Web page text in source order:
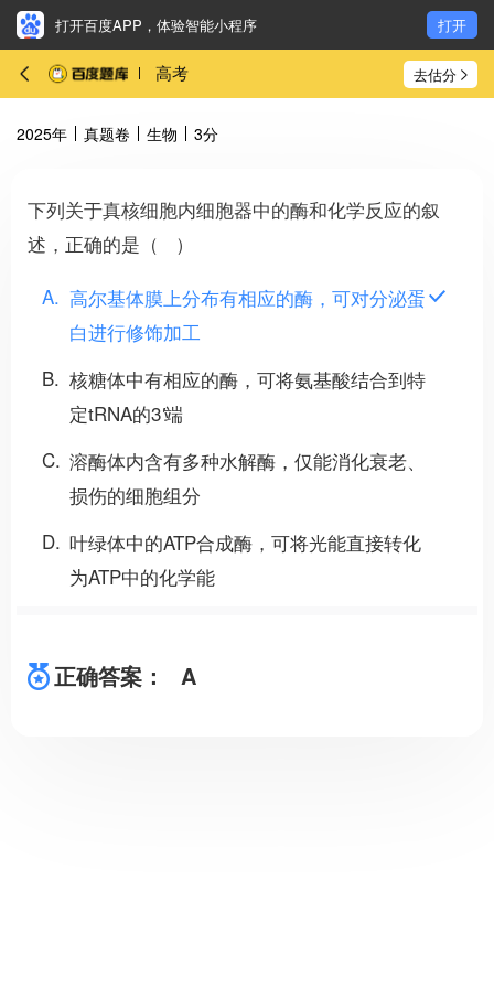
打开百度APP，体验智能小程序 打开
高考 去估分
2025年 真题卷 生物 3分
下列关于真核细胞内细胞器中的酶和化学反应的叙
述，正确的是（ ）
A 高尔基体膜上分布有相应的酶，可对分泌蛋
白进行修饰加工
B 核糖体中有相应的酶，可将氨基酸结合到特
定tRNA的3'端
C 溶酶体内含有多种水解酶，仅能消化衰老、
损伤的细胞组分
D 叶绿体中的ATP合成酶，可将光能直接转化
为ATP中的化学能
正确答案： A